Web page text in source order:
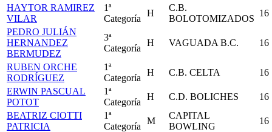
HAYTOR RAMIREZ
VILAR
1ª
Categoría
H
C.B.
BOLOTOMIZADOS
16
PEDRO JULIÁN
HERNANDEZ
BERMUDEZ
3ª
Categoría
H VAGUADA B.C. 16
RUBEN ORCHE
RODRÍGUEZ
1ª
Categoría
H C.B. CELTA
16
ERWIN PASCUAL
POTOT
1ª
Categoría
H C.D. BOLICHES
16
BEATRIZ CIOTTI
PATRICIA
1ª
Categoría
M
CAPITAL
BOWLING
16